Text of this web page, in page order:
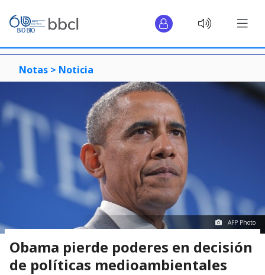
Notas > Noticia
AFP Photo
Obama pierde poderes en decisión
de políticas medioambientales